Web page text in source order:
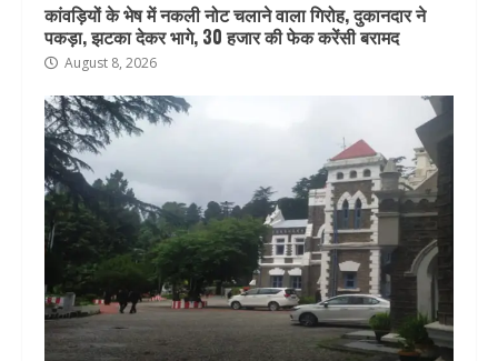
कांवड़ियों के भेष में नकली नोट चलाने वाला गिरोह, दुकानदार ने
पकड़ा, झटका देकर भागे, 30 हजार की फेक करेंसी बरामद
August 8, 2026